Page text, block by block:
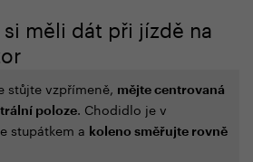
měli dát při jízdě na
stůjte vzpřímeně, mějte centrovaná
poloze. Chodidlo je v
stupátkem a koleno směřujte rovně